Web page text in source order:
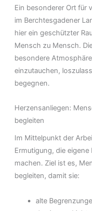
Ein besonderer Ort für
im Berchtesgadener
hier ein geschützter
Mensch zu Mensch.
besondere
einzutauchen,
begegnen.
Herzensanliegen:
begleiten
Im Mittelpunkt der
Ermutigung, die
machen. Ziel ist es,
begleiten, damit sie:
alte